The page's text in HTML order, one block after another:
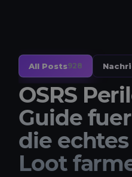
All Posts928
OSRS
Guide
die
Loot